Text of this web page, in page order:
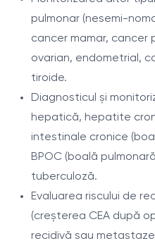
pulmonar (nesemi-
cancer mamar,
ovarian, endometrial,
tiroide.
Diagnosticul și
hepatică, hepatite
intestinale cronice
BPOC (boală
tuberculoză.
Evaluarea riscului de
(creșterea CEA după
recidivă sau